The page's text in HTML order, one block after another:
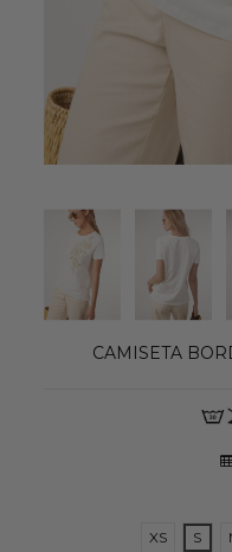
CAMISETA
XS
S